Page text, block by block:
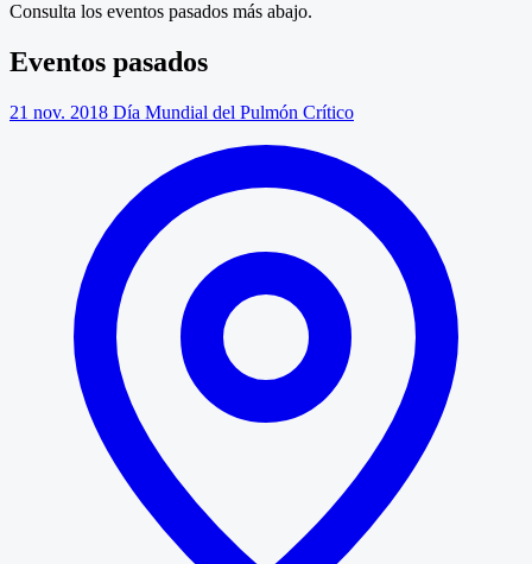
Consulta los eventos pasados más abajo.
Eventos pasados
21 nov. 2018 Día Mundial del Pulmón Crítico